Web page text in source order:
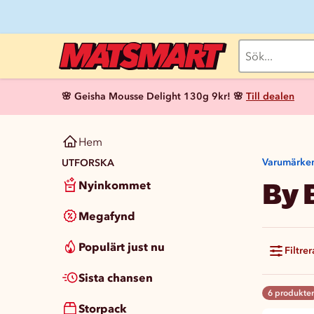
🌸 Geisha Mousse Delight 130g 9kr! 🌸 Till dealen
Hem
UTFORSKA
Nyinkommet
Megafynd
Populärt just nu
Sista chansen
Storpack
By
6 produkter